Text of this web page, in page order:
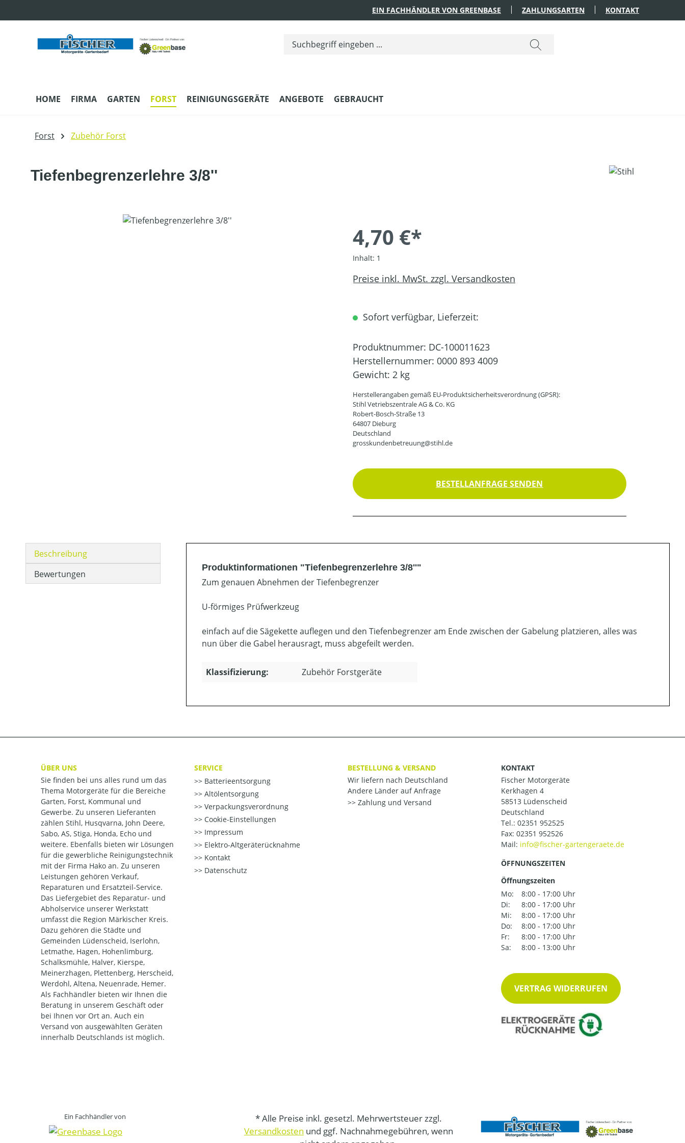
EIN FACHHÄNDLER VON GREENBASE ZAHLUNGSARTEN KONTAKT
HOME FIRMA GARTEN FORST REINIGUNGSGERÄTE ANGEBOTE GEBRAUCHT
Forst Zubehör Forst
Tiefenbegrenzerlehre 3/8''
Bildergalerie überspringen
4,70 €*
Inhalt: 1
Preise inkl. MwSt. zzgl. Versandkosten
Sofort verfügbar, Lieferzeit:
Produktnummer: DC-100011623
Herstellernummer: 0000 893 4009
Gewicht: 2 kg
Herstellerangaben gemäß EU-Produktsicherheitsverordnung (GPSR):
Stihl Vetriebszentrale AG & Co. KG
Robert-Bosch-Straße 13
64807 Dieburg
Deutschland
grosskundenbetreuung@stihl.de
BESTELLANFRAGE SENDEN
Beschreibung
Bewertungen
Produktinformationen "Tiefenbegrenzerlehre 3/8''"
Zum genauen Abnehmen der Tiefenbegrenzer
U-förmiges Prüfwerkzeug
einfach auf die Sägekette auflegen und den Tiefenbegrenzer am Ende zwischen der Gabelung platzieren, alles was
nun über die Gabel herausragt, muss abgefeilt werden.
Klassifizierung: Zubehör Forstgeräte
ÜBER UNS
Sie finden bei uns alles rund um das
Thema Motorgeräte für die Bereiche
Garten, Forst, Kommunal und
Gewerbe. Zu unseren Lieferanten
zählen Stihl, Husqvarna, John Deere,
Sabo, AS, Stiga, Honda, Echo und
weitere. Ebenfalls bieten wir Lösungen
für die gewerbliche Reinigungstechnik
mit der Firma Hako an. Zu unseren
Leistungen gehören Verkauf,
Reparaturen und Ersatzteil-Service.
Das Liefergebiet des Reparatur- und
Abholservice unserer Werkstatt
umfasst die Region Märkischer Kreis.
Dazu gehören die Städte und
Gemeinden Lüdenscheid, Iserlohn,
Letmathe, Hagen, Hohenlimburg,
Schalksmühle, Halver, Kierspe,
Meinerzhagen, Plettenberg, Herscheid,
Werdohl, Altena, Neuenrade, Hemer.
Als Fachhändler bieten wir Ihnen die
Beratung in unserem Geschäft oder
bei Ihnen vor Ort an. Auch ein
Versand von ausgewählten Geräten
innerhalb Deutschlands ist möglich.
SERVICE
Batterieentsorgung
Altölentsorgung
Verpackungsverordnung
Cookie-Einstellungen
Impressum
Elektro-Altgeräterücknahme
Kontakt
Datenschutz
BESTELLUNG & VERSAND
Wir liefern nach Deutschland
Andere Länder auf Anfrage
Zahlung und Versand
KONTAKT
Fischer Motorgeräte
Kerkhagen 4
58513 Lüdenscheid
Deutschland
Tel.: 02351 952525
Fax: 02351 952526
Mail:
ÖFFNUNGSZEITEN
Öffnungszeiten
Mo:
8:00 - 17:00 Uhr
Di:
8:00 - 17:00 Uhr
Mi:
8:00 - 17:00 Uhr
Do:
8:00 - 17:00 Uhr
Fr:
8:00 - 17:00 Uhr
Sa:
8:00 - 13:00 Uhr
VERTRAG WIDERRUFEN
Ein Fachhändler von
* Alle Preise inkl. gesetzl. Mehrwertsteuer zzgl.
Versandkosten und ggf. Nachnahmegebühren, wenn